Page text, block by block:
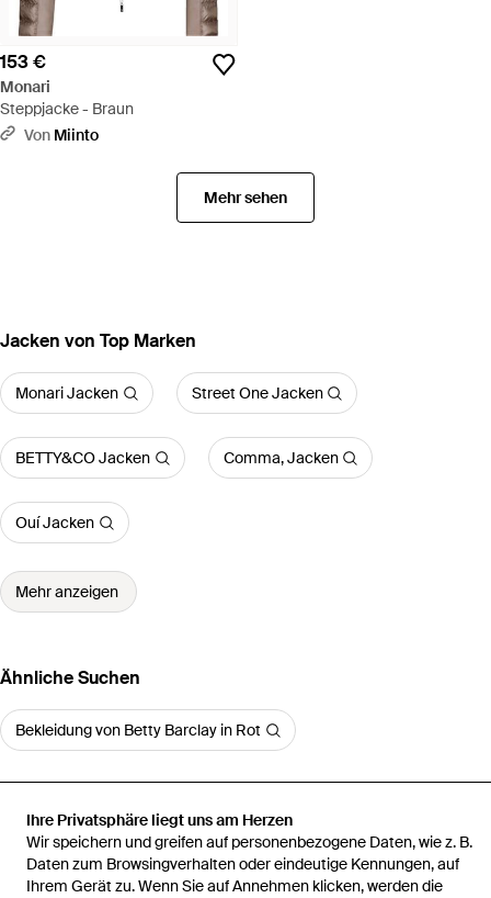
Ihre Privatsphäre liegt uns am Herzen
Wir speichern und greifen auf personenbezogene Daten, wie z. B.
Daten zum Browsingverhalten oder eindeutige Kennungen, auf
Ihrem Gerät zu. Wenn Sie auf Annehmen klicken, werden die
153 €
Monari
Steppjacke - Braun
Von Miinto
Mehr sehen
Jacken von Top Marken
Monari Jacken Street One Jacken
BETTY&CO Jacken Comma, Jacken
Ouí Jacken
Mehr anzeigen
Ähnliche Suchen
Bekleidung von Betty Barclay in Rot
Startseite Damen Jacken Betty Barclay Jacken
Daunen-
Steppjacke